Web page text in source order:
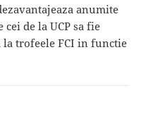
anumite
de la UCP sa fie
la trofeele FCI in functie